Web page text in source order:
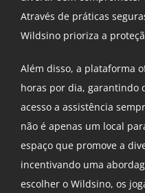
Através de práticas
Wildsino prioriza a
Além disso, a plataforma
horas por dia, garantindo
acesso a assistência
não é apenas um local
espaço que promove a
incentivando uma
escolher o Wildsino, os